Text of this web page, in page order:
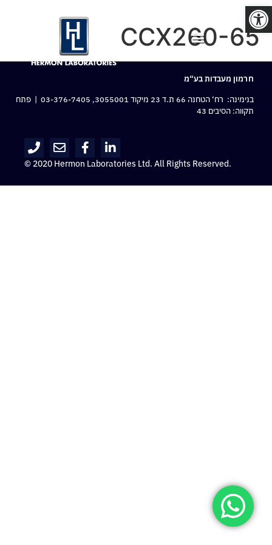
פתח סרגל נגישות
CCX260-65
חרמון מעבדות בע“מ
בנימינה: רח‘ הטחנה 66 ת.ד 23 מיקוד 3055001,
03-376-7405 | פתח
תקווה: הסיבים 43
© 2020 Hermon Laboratories Ltd. All Rights Reserved.